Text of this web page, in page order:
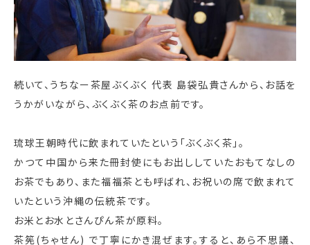
続いて、うちなー茶屋ぶくぶく 代表 島袋弘貴さんから、お話を
うかがいながら、ぶくぶく茶のお点前です。
琉球王朝時代に飲まれていたという「ぶくぶく茶」。
かつて中国から来た冊封使にもお出ししていたおもてなしの
お茶でもあり、また福福茶とも呼ばれ、お祝いの席で飲まれて
いたという沖縄の伝統茶です。
お米とお水とさんぴん茶が原料。
茶筅(ちゃせん) で丁寧にかき混ぜます。すると、あら不思議、